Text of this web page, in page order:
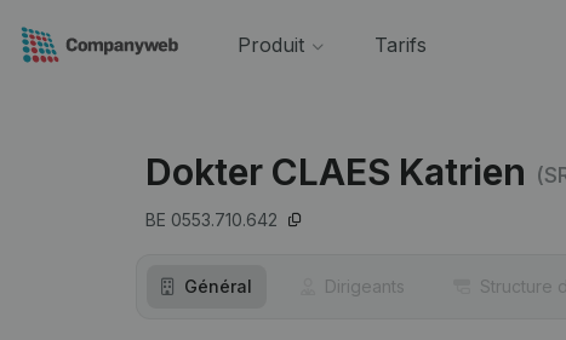
Produit Tarifs
Dokter CLAES Katrien
BE 0553.710.642
Général Dirigeants Structure